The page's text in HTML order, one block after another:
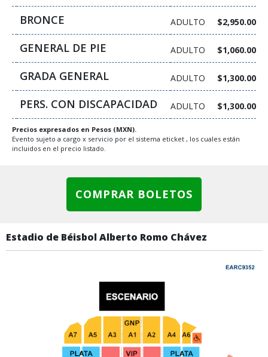
BRONCE ADULTO $2,950.00
GENERAL DE PIE ADULTO $1,060.00
GRADA GENERAL ADULTO $1,300.00
PERS. CON DISCAPACIDAD ADULTO $1,300.00
Precios expresados en Pesos (MXN).
Evento sujeto a cargo x servicio por el sistema eticket , los cuales están
incluidos en el precio listado.
COMPRAR BOLETOS
Estadio de Béisbol Alberto Romo Chávez